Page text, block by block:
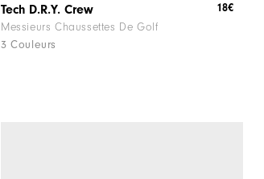
Tech D.R.Y. Crew
Messieurs Chaussettes De Golf
3 Couleurs
18€